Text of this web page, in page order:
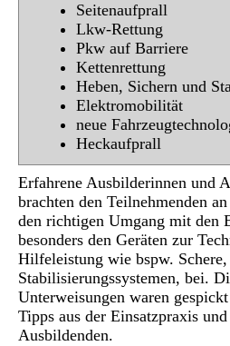
Seitenaufprall
Lkw-Rettung
Pkw auf Barriere
Kettenrettung
Heben, Sichern und
Elektromobilität
neue
Heckaufprall
Erfahrene Ausbilderinnen und
brachten den Teilnehmenden
den richtigen Umgang mit den
besonders den Geräten zur
Hilfeleistung wie bspw.
Stabilisierungssystemen, bei.
Unterweisungen waren
Tipps aus der Einsatzpraxis
Ausbildenden.